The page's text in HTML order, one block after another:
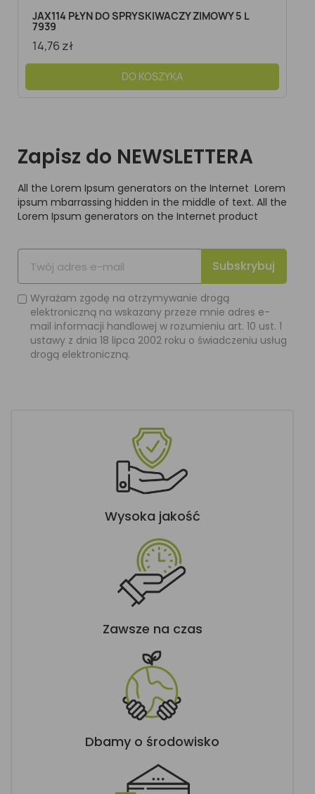
Szybki podgląd
JAX114 PŁYN DO SPRYSKIWACZY ZIMOWY 5 L
7939
14,76 zł
DO KOSZYKA
Zapisz do NEWSLETTERA
All the Lorem Ipsum generators on the Internet Lorem
ipsum mbarrassing hidden in the middle of text. All the
Lorem Ipsum generators on the Internet product
Subskrybuj
Wyrażam zgodę na otrzymywanie drogą
elektroniczną na wskazany przeze mnie adres e-
mail informacji handlowej w rozumieniu art. 10 ust. 1
ustawy z dnia 18 lipca 2002 roku o świadczeniu usług
drogą elektroniczną.
Wysoka jakość
Zawsze na czas
Dbamy o środowisko